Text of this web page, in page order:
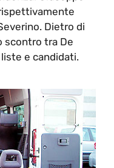
Dietro di
scontro tra De
e candidati.